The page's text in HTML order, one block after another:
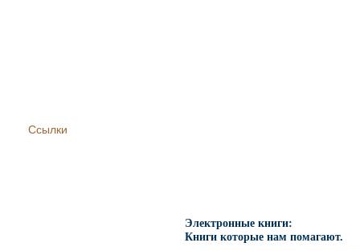
Ссылки
Электронные книги:
Книги которые нам помагают.